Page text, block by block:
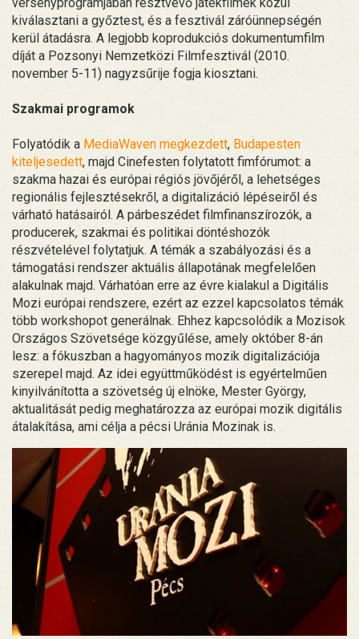
kiválasztani a győztest, és a fesztivál záróünnepségén
kerül átadásra. A legjobb koprodukciós dokumentumfilm
díját a Pozsonyi Nemzetközi Filmfesztivál (2010.
november 5-11) nagyzsűrije fogja kiosztani.
Szakmai programok
Folyatódik a MediaWaven megkezdett, Budapesten
kiteljesedett, majd Cinefesten folytatott fimfórumot: a
szakma hazai és európai régiós jövőjéről, a lehetséges
regionális fejlesztésekről, a digitalizáció lépéseiről és
várható hatásairól. A párbeszédet filmfinanszírozók, a
producerek, szakmai és politikai döntéshozók
részvételével folytatjuk. A témák a szabályozási és a
támogatási rendszer aktuális állapotának megfelelően
alakulnak majd. Várhatóan erre az évre kialakul a Digitális
Mozi európai rendszere, ezért az ezzel kapcsolatos témák
több workshopot generálnak. Ehhez kapcsolódik a Mozisok
Országos Szövetsége közgyűlése, amely október 8-án
lesz: a fókuszban a hagyományos mozik digitalizációja
szerepel majd. Az idei együttműködést is egyértelműen
kinyilvánította a szövetség új elnöke, Mester György,
aktualitását pedig meghatározza az európai mozik digitális
átalakítása, ami célja a pécsi Uránia Mozinak is.